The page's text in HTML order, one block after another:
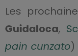
Les
Guidaloca,
pain cunzato)